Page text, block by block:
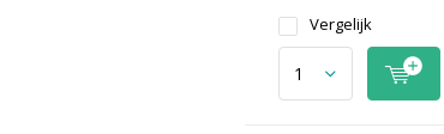
Vergelijk